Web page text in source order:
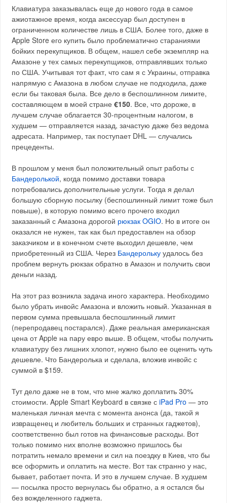
Клавиатура заказывалась еще до нового года в самое
ажиотажное время, когда аксессуар был доступен в
ограниченном количестве лишь в США. Более того, даже в
Apple Store его купить было проблематично стараниями
бойких перекупщиков. В общем, нашел себе экземпляр на
Амазоне у тех самых перекупщиков, отправлявших только
по США. Учитывая тот факт, что сам я с Украины, отправка
напрямую с Амазона в любом случае не подходила, даже
если бы таковая была. Все дело в беспошлинном лимите,
составляющем в моей стране€150. Все, что дороже, в
лучшем случае облагается 30-процентным налогом, в
худшем — отправляется назад, зачастую даже без ведома
адресата. Например, так поступает DHL — случались
прецеденты.
В прошлом у меня был положительный опыт работы с
Бандеролькой, когда помимо доставки товара
потребовались дополнительные услуги. Тогда я делал
большую сборную посылку (беспошлинный лимит тоже был
повыше), в которую помимо всего прочего входил
заказанный с Амазона дорогой рюкзак OGIO. Но в итоге он
оказался не нужен, так как был предоставлен на обзор
заказчиком и в конечном счете выходил дешевле, чем
приобретенный из США. Через Бандерольку удалось без
проблем вернуть рюкзак обратно в Амазон и получить свои
деньги назад.
На этот раз возникла задача иного характера. Необходимо
было убрать инвойс Амазона и вложить новый. Указанная в
первом сумма превышала беспошлинный лимит
(перепродавец постарался). Даже реальная американская
цена от Apple на пару евро выше. В общем, чтобы получить
клавиатуру без лишних хлопот, нужно было ее оценить чуть
дешевле. Что Бандеролька и сделала, вложив инвойс с
суммой в $159.
Тут дело даже не в том, что мне жалко доплатить 30%
стоимости. Apple Smart Keyboard в связке сiPad Pro — это
маленькая личная мечта с момента анонса (да, такой я
извращенец и любитель больших и странных гаджетов),
соответственно был готов на финансовые расходы. Вот
только помимо них вполне возможно пришлось бы
потратить немало времени и сил на поездку в Киев, что бы
все оформить и оплатить на месте. Вот так странно у нас,
бывает, работает почта. И это в лучшем случае. В худшем
— посылка просто вернулась бы обратно, а я остался бы
без вожделенного гаджета.